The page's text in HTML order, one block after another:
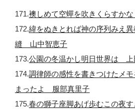
171.襖しめて空蟬を吹きくらすか
172.緯をぬきとれば神の序列みえ
縫 山中智恵子
173.公園の冬温かし明日世界は 上
174.調律師の感性を書きつけたメ
まったよ 服部真里子
175.春の獅子座脚あげ歩むこの夜